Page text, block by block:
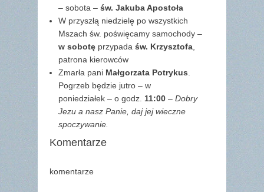
– sobota – św. Jakuba Apostoła
W przyszłą niedzielę po wszystkich
Mszach św. poświęcamy samochody –
w sobotę przypada św. Krzysztofa
patrona kierowców
Zmarła pani Małgorzata Potrykus
Pogrzeb będzie jutro – w
poniedziałek – o godz. 11:00 – Dobry
Jezu a nasz Panie, daj jej wieczne
spoczywanie.
Komentarze
komentarze